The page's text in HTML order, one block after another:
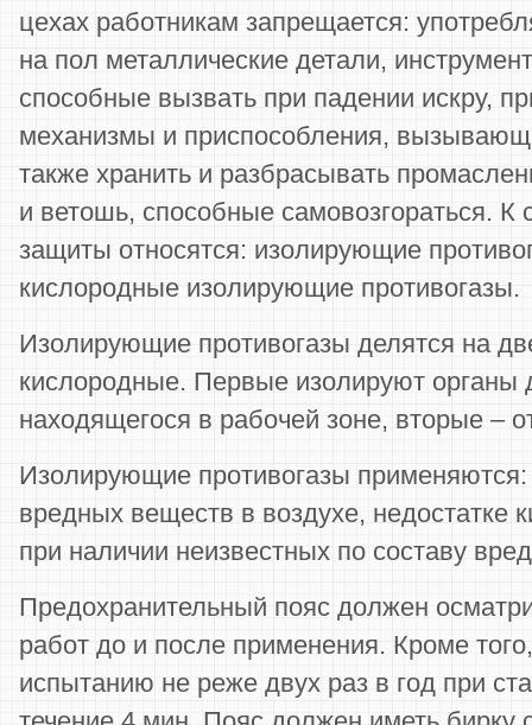
цехах работникам запрещается:
на пол металлические детали,
способные вызвать при падении искру,
механизмы и приспособления,
также хранить и разбрасывать
и ветошь, способные самовозгораться. К
защиты относятся: изолирующие
кислородные изолирующие противогазы.
Изолирующие противогазы делятся на
кислородные. Первые изолируют органы
находящегося в рабочей зоне, вторые –
Изолирующие противогазы
вредных веществ в воздухе, недостатке
при наличии неизвестных по составу
Предохранительный пояс должен
работ до и после применения. Кроме
испытанию не реже двух раз в год при